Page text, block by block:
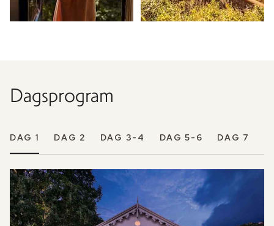
Dagsprogram
DAG 1 DAG 2 DAG 3-4 DAG 5-6 DAG 7